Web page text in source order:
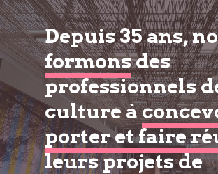
Depuis 35 ans,
formonsdes
professionnels
culture à
porter et faire
leurs projets de